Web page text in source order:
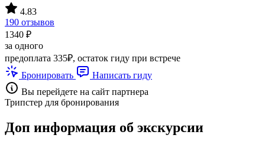
4.83
190 отзывов
1340 ₽
за одного
предоплата 335₽, остаток гиду при встрече
Бронировать
Написать гиду
Вы перейдете на сайт партнера
Трипстер для бронирования
Доп информация об экскурсии